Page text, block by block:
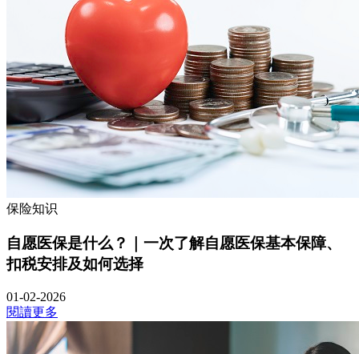
保险知识
自愿医保是什么？｜一次了解自愿医保基本保障、
扣税安排及如何选择
01-02-2026
閱讀更多